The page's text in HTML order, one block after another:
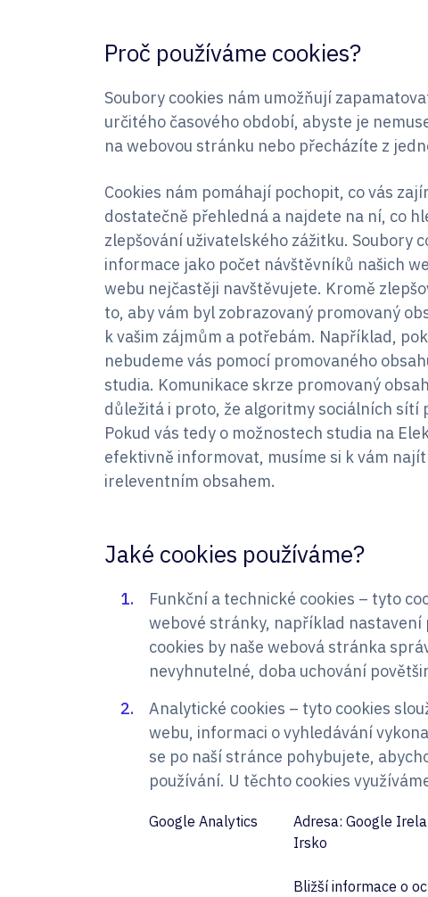
Proč používáme cookies?
Soubory cookies nám umožňují
určitého časového období, abyste je
na webovou stránku nebo přecházíte z
Cookies nám pomáhají pochopit, co vás
dostatečně přehledná a najdete na ní, co
zlepšování uživatelského zážitku. Soubory
informace jako počet návštěvníků našich
webu nejčastěji navštěvujete. Kromě
to, aby vám byl zobrazovaný promovaný
k vašim zájmům a potřebám. Například,
nebudeme vás pomocí promovaného
studia. Komunikace skrze promovaný
důležitá i proto, že algoritmy sociálních sítí
Pokud vás tedy o možnostech studia na
efektivně informovat, musíme si k vám
ireleventním obsahem.
Jaké cookies používáme?
Funkční a technické cookies – tyto
webové stránky, například
cookies by naše webová stránka
nevyhnutelné, doba uchování
Analytické cookies – tyto cookies
webu, informaci o vyhledávání
se po naší stránce pohybujete,
používání. U těchto cookies
Google Analytics
Adresa: Google
Irsko
Bližší informace o